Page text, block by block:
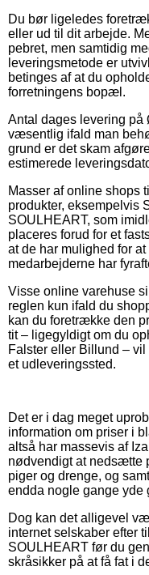
Du bør ligeledes
eller ud til dit arbejde.
pebret, men samtidig
leveringsmetode er
betinges af at du
forretningens bopæl.
Antal dages levering
væsentlig ifald man
grund er det skam
estimerede
Masser af online shops
produkter, eksempelvis
SOULHEART, som
placeres forud for et
at de har mulighed for
medarbejderne har
Visse online varehuse
reglen kun ifald du
kan du foretrække den
tit – ligegyldigt om du
Falster eller Billund –
et udleveringssted.
Det er i dag meget
information om priser i
altså har massevis af
nødvendigt at nedsætte
piger og drenge, og
endda nogle gange yde
Dog kan det alligevel
internet selskaber efter
SOULHEART før du
skråsikker på at få fat i